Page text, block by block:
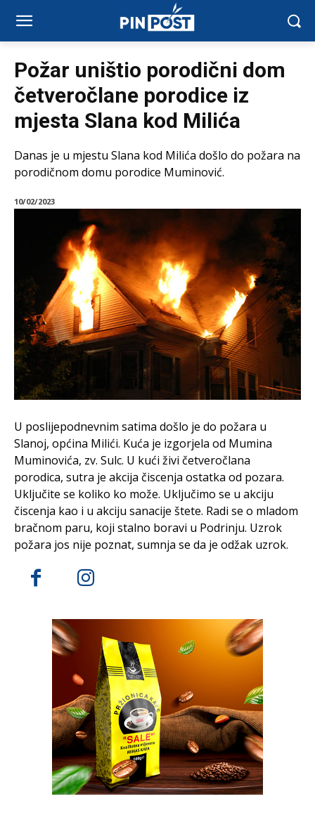
Požar uništio porodični dom
četveročlane porodice iz
mjesta Slana kod Milića
Danas je u mjestu Slana kod Milića došlo do požara na
porodičnom domu porodice Muminović.
10/02/2023
U poslijepodnevnim satima došlo je do požara u
Slanoj, općina Milići. Kuća je izgorjela od Mumina
Muminovića, zv. Sulc. U kući živi četveročlana
porodica, sutra je akcija čiscenja ostatka od pozara.
Uključite se koliko ko može. Uključimo se u akciju
čiscenja kao i u akciju sanacije štete. Radi se o mladom
bračnom paru, koji stalno boravi u Podrinju. Uzrok
požara jos nije poznat, sumnja se da je odžak uzrok.